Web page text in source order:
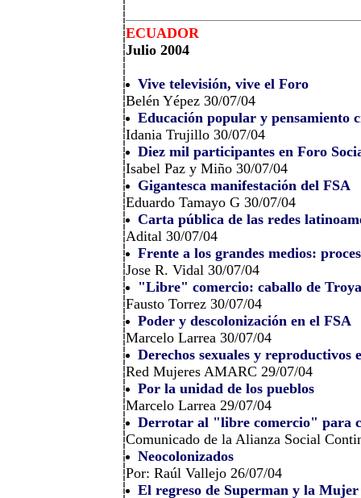
ECUADOR
Julio 2004
Vive televisión, vive el Foro
Belén Yépez 30/07/04
Educación popular y pensamiento
Idania Trujillo 30/07/04
Diez mil participantes en Foro
Isabel Paz y Miño 30/07/04
Gigantesca manifestación del FSA
Eduardo Tamayo G 30/07/04
Carta pública de las redes
Adital 30/07/04
Frente a los grandes medios:
Jose R. Vidal 30/07/04
"Libre" comercio: caballo de
Fausto Torrez 30/07/04
Poder y descolonización en el FSA
Marcelo Larrea 30/07/04
Derechos sexuales y reproductivos
Red Mujeres AMARC 29/07/04
Por la unidad de los pueblos
Marcelo Larrea 29/07/04
Derrotar al "libre comercio" para
Comunicado de la Alianza Social
Neocolonizados
Por: Raúl Vallejo 26/07/04
El regreso de Superman y la